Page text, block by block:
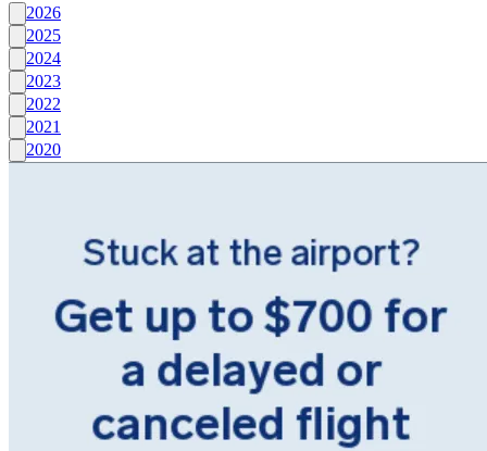
2026
2025
2024
2023
2022
2021
2020